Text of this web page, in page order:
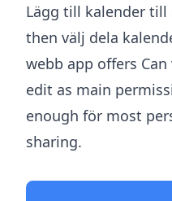
Lägg till kalender till
then välj dela
webb app offers
edit as main
enough för most
sharing.